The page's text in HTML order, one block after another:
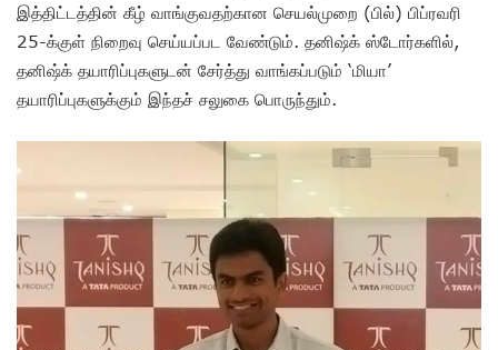
இத்திட்டத்தின் கீழ் வாங்குவதற்கான செயல்முறை (பில்) பிப்ரவரி
25-க்குள் நிறைவு செய்யப்பட வேண்டும். தனிஷ்க் ஸ்டோர்களில்,
தனிஷ்க் தயாரிப்புகளுடன் சேர்த்து வாங்கப்படும் ‘மியா’
தயாரிப்புகளுக்கும் இந்தச் சலுகை பொருந்தும்.